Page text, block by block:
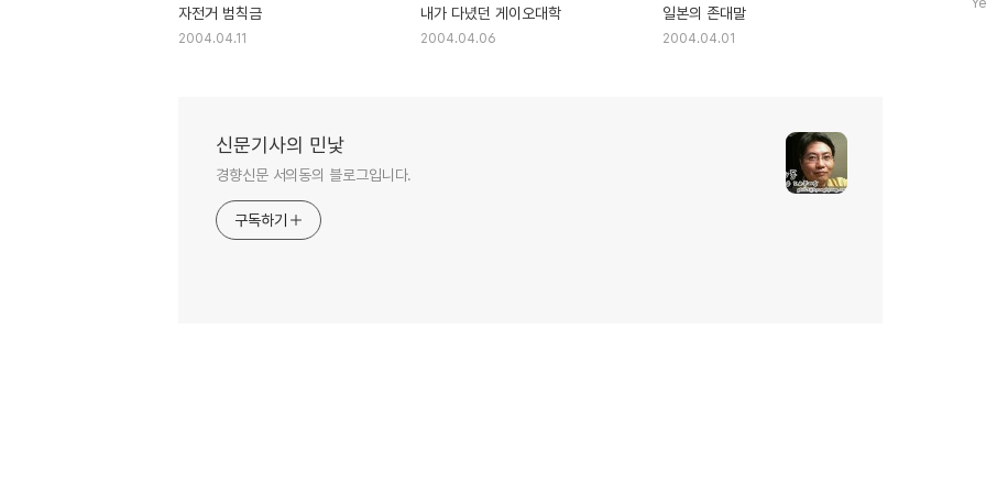
자전거 범칙금
2004.04.11
내가 다녔던 게이오대학
2004.04.06
일본의 존대말
2004.04.01
신문기사의 민낯
경향신문 서의동의 블로그입니다.
구독하기
수